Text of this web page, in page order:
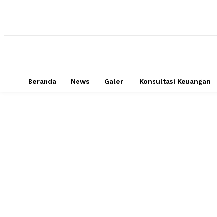
Beranda News Galeri Konsultasi Keuangan